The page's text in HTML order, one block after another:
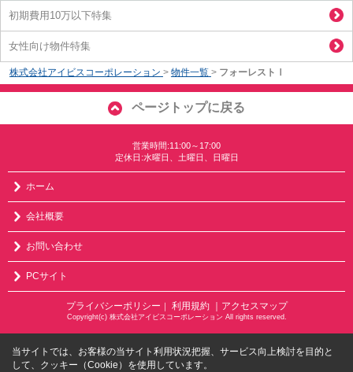
初期費用10万以下特集
女性向け物件特集
株式会社アイビスコーポレーション > 物件一覧 > フォーレストⅠ
ページトップに戻る
営業時間:11:00～17:00
定休日:水曜日、土曜日、日曜日
ホーム
会社概要
お問い合わせ
PCサイト
プライバシーポリシー 利用規約 ｜アクセスマップ
Copyright(c) 株式会社アイビスコーポレーション All rights reserved.
当サイトでは、お客様の当サイト利用状況把握、サービス向上検討を目的と
して、クッキー（Cookie）を使用しています。